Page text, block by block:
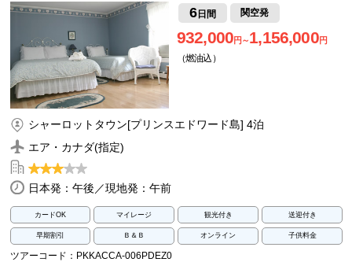
6日間 関空発
932,000円～1,156,000円
（燃油込）
シャーロットタウン[プリンスエドワード島] 4泊
エア・カナダ(指定)
日本発：午後／現地発：午前
カードOK マイレージ 観光付き 送迎付き
早期割引 Ｂ＆Ｂ オンライン 子供料金
ツアーコード：PKKACCA-006PDEZ0